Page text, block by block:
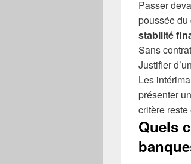
Passer
poussée du
stabilité
Sans
Justifier
Les
présenter
critère reste
Quels